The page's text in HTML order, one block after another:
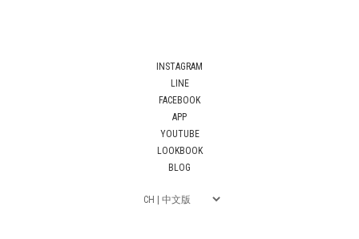
INSTAGRAM
LINE
FACEBOOK
APP
YOUTUBE
LOOKBOOK
BLOG